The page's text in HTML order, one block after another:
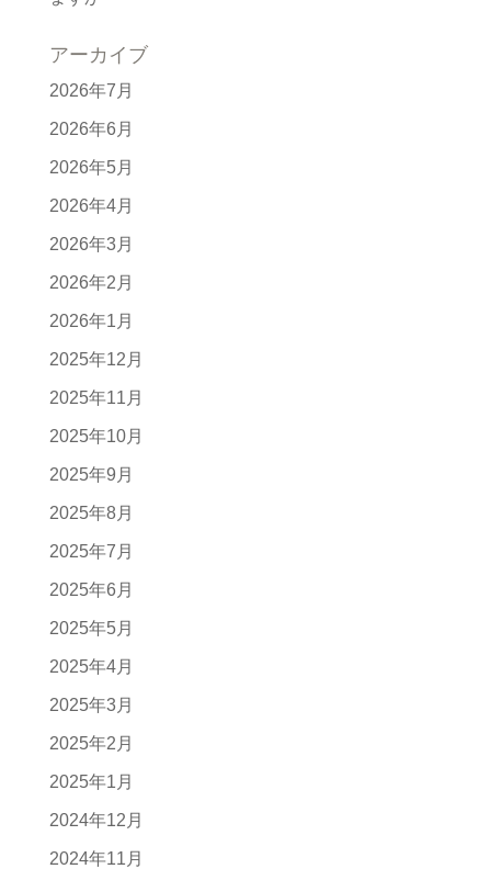
アーカイブ
2026年7月
2026年6月
2026年5月
2026年4月
2026年3月
2026年2月
2026年1月
2025年12月
2025年11月
2025年10月
2025年9月
2025年8月
2025年7月
2025年6月
2025年5月
2025年4月
2025年3月
2025年2月
2025年1月
2024年12月
2024年11月